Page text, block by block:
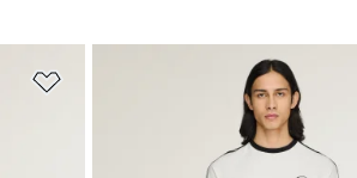
Pridať do zoznamu želaných